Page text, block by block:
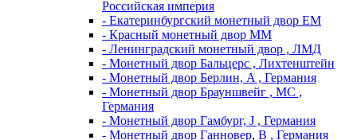
Российская империя
- Екатеринбургский монетный двор ЕМ
- Красный монетный двор ММ
- Ленинградский монетный двор , ЛМД
- Монетный двор Бальцерс , Лихтенштейн
- Монетный двор Берлин, A , Германия
- Монетный двор Брауншвейг , MC ,
Германия
- Монетный двор Гамбург, J , Германия
- Монетный двор Ганновер, B , Германия